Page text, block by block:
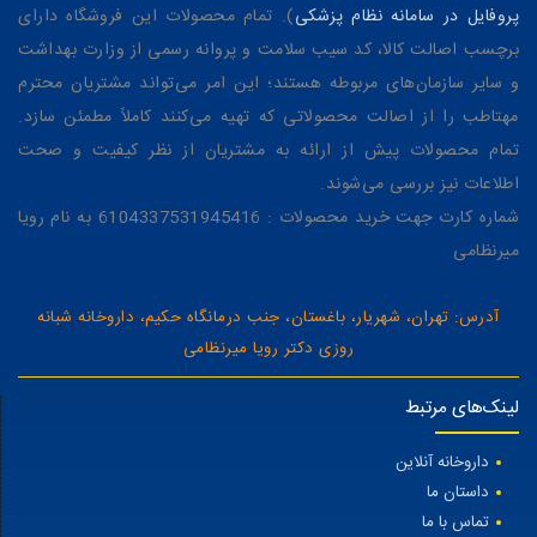
پروفایل در سامانه نظام پزشکی). تمام محصولات این فروشگاه دارای
برچسب اصالت کالا، کد سیب سلامت و پروانه رسمی از وزارت بهداشت
و سایر سازمان‌های مربوطه هستند؛ این امر می‌تواند مشتریان محترم
مهتاطب را از اصالت محصولاتی که تهیه می‌کنند کاملاً مطمئن سازد.
تمام محصولات پیش از ارائه به مشتریان از نظر کیفیت و صحت
اطلاعات نیز بررسی می‌شوند.
شماره کارت جهت خرید محصولات : 6104337531945416 به نام رویا
میرنظامی
آدرس: تهران، شهریار، باغستان، جنب درمانگاه حکیم، داروخانه شبانه
روزی دکتر رویا میرنظامی
لینک‌های مرتبط
داروخانه آنلاین
داستان ما
تماس با ما